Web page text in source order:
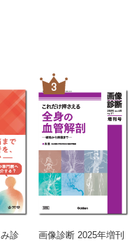
診
3
画像診断 2025年増刊